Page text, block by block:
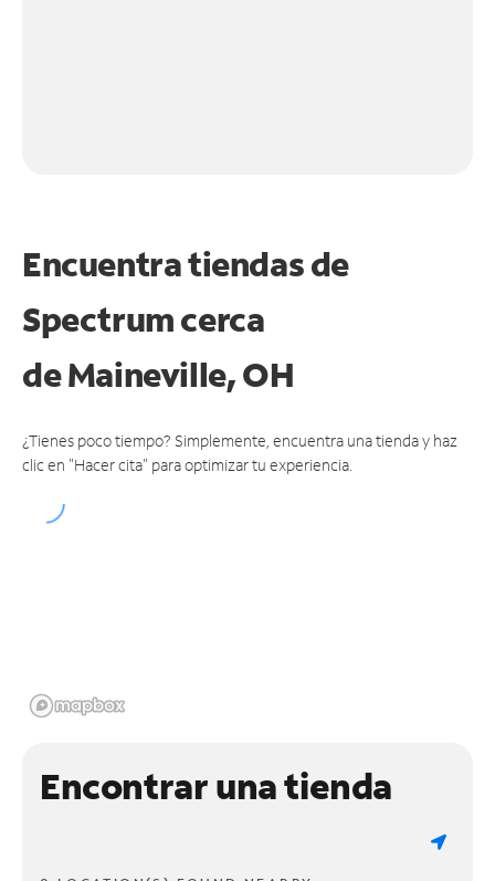
Encuentra tiendas de
Spectrum cerca
deMaineville, OH
¿Tienes poco tiempo? Simplemente, encuentra una tienda y haz
clic en "Hacer cita" para optimizar tu experiencia.
Encontrar una tienda